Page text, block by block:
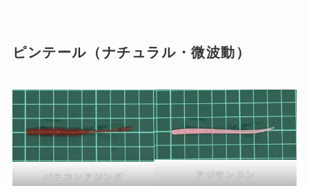
ピンテール（ナチュラル・微波動）
バチコンアジング アジサンスン